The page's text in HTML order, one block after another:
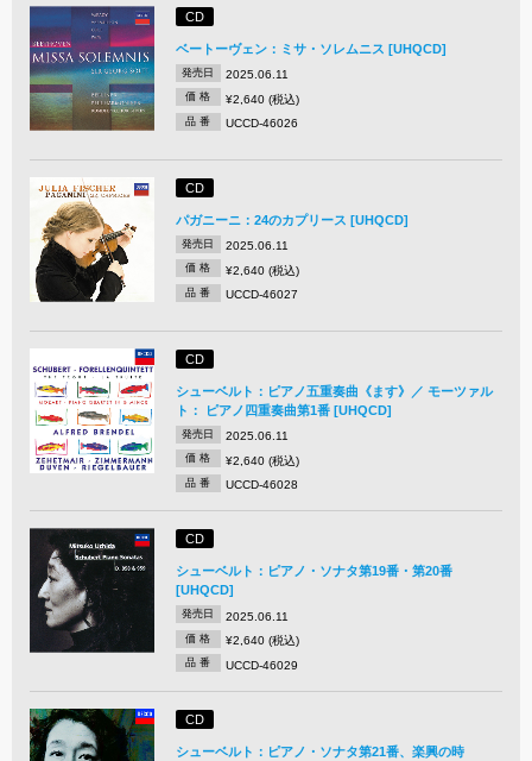
CD
ベートーヴェン：ミサ・ソレムニス [UHQCD]
発売日 2025.06.11
価 格 ¥2,640 (税込)
品 番 UCCD-46026
CD
パガニーニ：24のカプリース [UHQCD]
発売日 2025.06.11
価 格 ¥2,640 (税込)
品 番 UCCD-46027
CD
シューベルト：ピアノ五重奏曲《ます》／ モーツァル
ト： ピアノ四重奏曲第1番 [UHQCD]
発売日 2025.06.11
価 格 ¥2,640 (税込)
品 番 UCCD-46028
CD
シューベルト：ピアノ・ソナタ第19番・第20番
[UHQCD]
発売日 2025.06.11
価 格 ¥2,640 (税込)
品 番 UCCD-46029
CD
シューベルト：ピアノ・ソナタ第21番、楽興の時